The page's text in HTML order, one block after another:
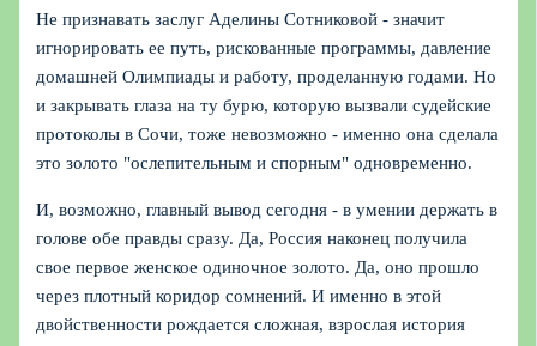
Не признавать заслуг Аделины Сотниковой - значит
игнорировать ее путь, рискованные программы, давление
домашней Олимпиады и работу, проделанную годами. Но
и закрывать глаза на ту бурю, которую вызвали судейские
протоколы в Сочи, тоже невозможно - именно она сделала
это золото "ослепительным и спорным" одновременно.
И, возможно, главный вывод сегодня - в умении держать в
голове обе правды сразу. Да, Россия наконец получила
свое первое женское одиночное золото. Да, оно прошло
через плотный коридор сомнений. И именно в этой
двойственности рождается сложная, взрослая история